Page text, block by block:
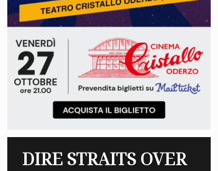
DIRE STRAITS OVER